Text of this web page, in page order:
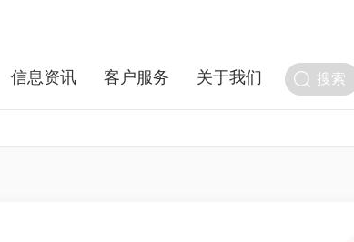
搜索
信息资讯 客户服务 关于我们